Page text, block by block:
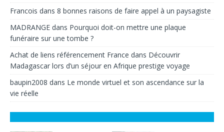
Francois dans 8 bonnes raisons de faire appel à un paysagiste
MADRANGE dans Pourquoi doit-on mettre une plaque
funéraire sur une tombe ?
Achat de liens référencement France dans Découvrir
Madagascar lors d’un séjour en Afrique prestige voyage
baupin2008 dans Le monde virtuel et son ascendance sur la
vie réelle